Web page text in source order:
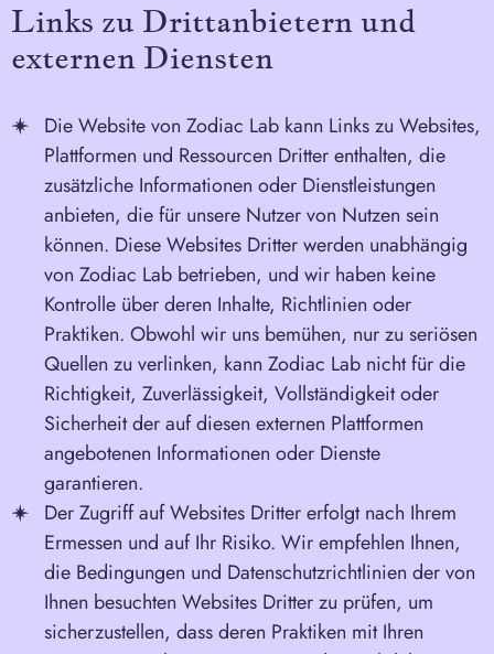
Links zu Drittanbietern und
externen Diensten
Die Website von Zodiac Lab kann Links zu Websites,
Plattformen und Ressourcen Dritter enthalten, die
zusätzliche Informationen oder Dienstleistungen
anbieten, die für unsere Nutzer von Nutzen sein
können. Diese Websites Dritter werden unabhängig
von Zodiac Lab betrieben, und wir haben keine
Kontrolle über deren Inhalte, Richtlinien oder
Praktiken. Obwohl wir uns bemühen, nur zu seriösen
Quellen zu verlinken, kann Zodiac Lab nicht für die
Richtigkeit, Zuverlässigkeit, Vollständigkeit oder
Sicherheit der auf diesen externen Plattformen
angebotenen Informationen oder Dienste
garantieren.
Der Zugriff auf Websites Dritter erfolgt nach Ihrem
Ermessen und auf Ihr Risiko. Wir empfehlen Ihnen,
die Bedingungen und Datenschutzrichtlinien der von
Ihnen besuchten Websites Dritter zu prüfen, um
sicherzustellen, dass deren Praktiken mit Ihren